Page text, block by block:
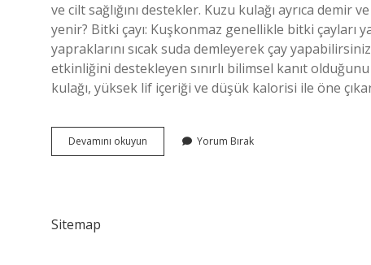
ve cilt sağlığını destekler. Kuzu kulağı ayrıca
yenir? Bitki çayı: Kuşkonmaz genellikle bitki çayları
yapraklarını sıcak suda demleyerek çay
etkinliğini destekleyen sınırlı bilimsel kanıt
kulağı, yüksek lif içeriği ve düşük kalorisi ile öne
Devamını okuyun
Otu
Yorum Bırak
Sitemap